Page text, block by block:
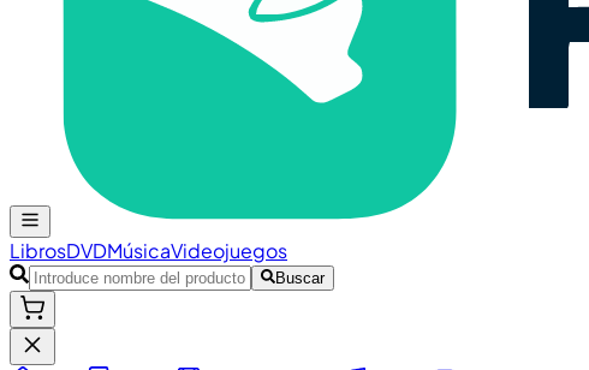
LibrosDVDMúsicaVideojuegos
Buscar